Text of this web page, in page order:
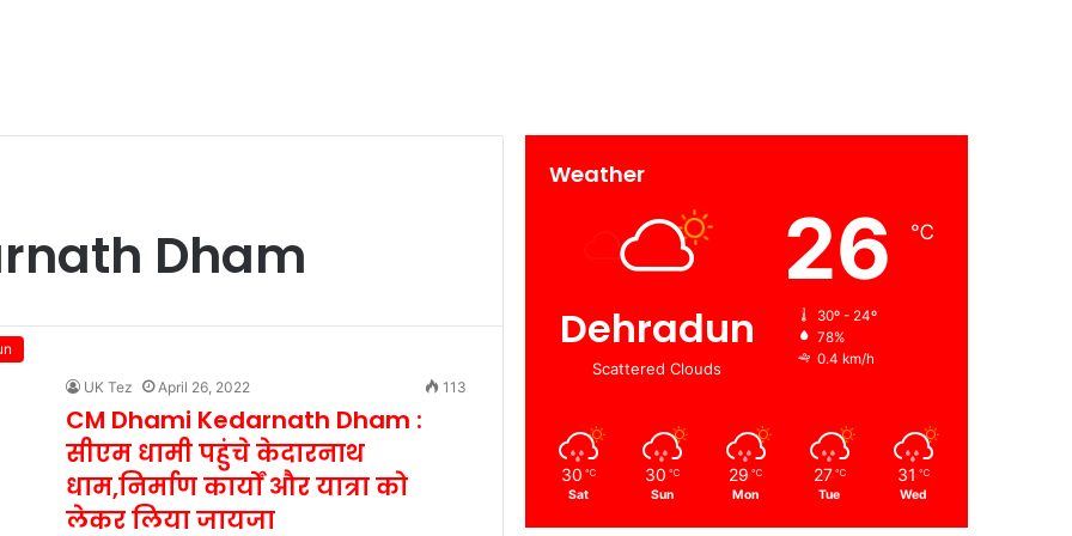
Dham
UK Tez April 26, 2022 113
CM Dhami Kedarnath Dham :
सीएम धामी पहुंचे केदारनाथ
धाम,निर्माण कार्यों और यात्रा को
लेकर लिया जायजा
Weather
Dehradun
Scattered Clouds
26 ℃
30º - 24º
78%
0.4 km/h
30 ℃
Sat
30 ℃
Sun
29 ℃
Mon
27 ℃
Tue
31 ℃
Wed